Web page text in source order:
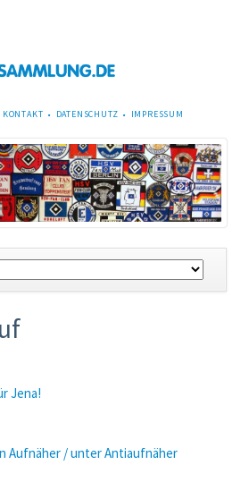
KONTAKT DATENSCHUTZ IMPRESSUM
Jena!
Aufnäher / unter Antiaufnäher